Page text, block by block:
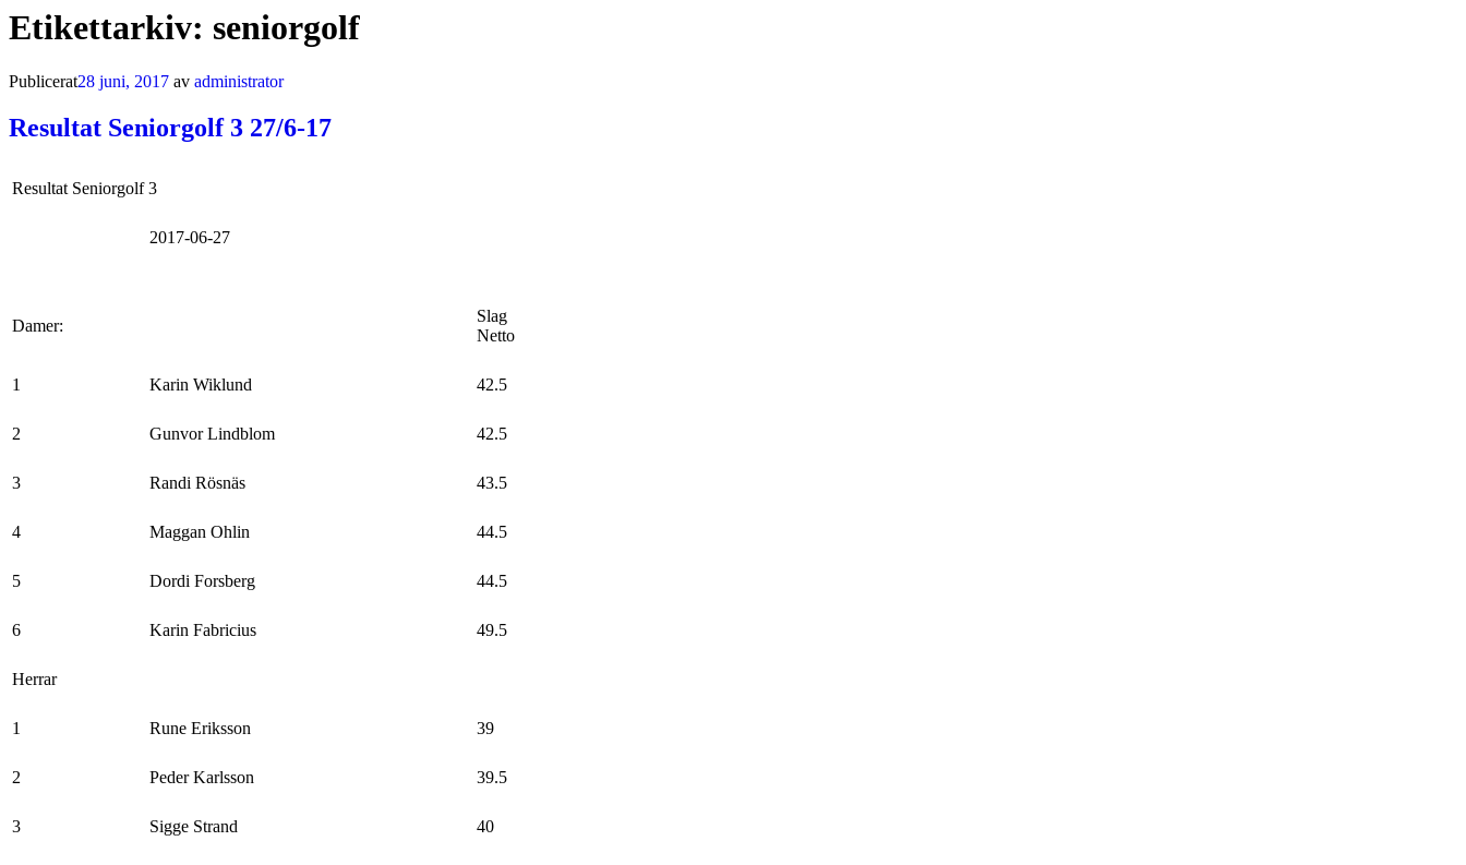
Etikettarkiv: seniorgolf
Publicerat28 juni, 2017 av administrator
Resultat Seniorgolf 3 27/6-17
Resultat Seniorgolf 3
2017-06-27
Damer:
Slag
Netto
1 Karin Wiklund 42.5
2 Gunvor Lindblom 42.5
3 Randi Rösnäs 43.5
4 Maggan Ohlin 44.5
5 Dordi Forsberg 44.5
6 Karin Fabricius 49.5
Herrar
1 Rune Eriksson 39
2 Peder Karlsson 39.5
3 Sigge Strand 40